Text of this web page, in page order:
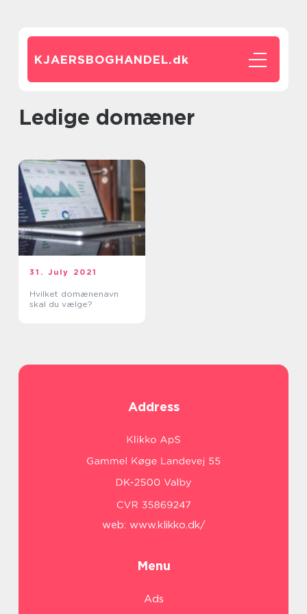
KJAERSBOGHANDEL.dk
Ledige domæner
31. July 2021
Hvilket domænenavn
skal du vælge?
Address
web: www.klikko.dk/
Menu
Ads